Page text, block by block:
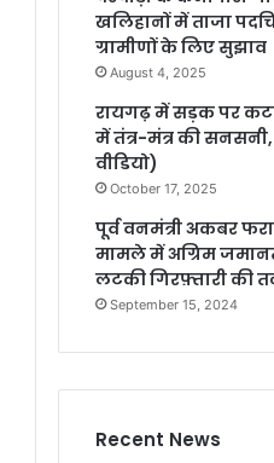
खलिहानों में ताजा
ग्रामीणों के लिए सुझाव
August 4, 2025
रायगढ़ में सड़क पर
में तंत्र-मंत्र की
वीडियो)
October 17, 2025
पूर्व वनमंत्री अकबर
मामले में अग्रिम
लटकी गिरफ़्तारी की
September 15, 2024
Recent News